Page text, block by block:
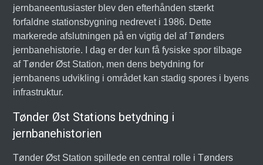
jernbaneentusiaster blev den efterhånden stærkt
forfaldne stationsbygning nedrevet i 1986. Dette
markerede afslutningen på en vigtig del af Tønders
jernbanehistorie. I dag er der kun få fysiske spor tilbage
af Tønder Øst Station, men dens betydning for
jernbanens udvikling i området kan stadig spores i byens
infrastruktur.
Tønder Øst Stations betydning i
jernbanehistorien
Tønder Øst Station spillede en central rolle i Tønders